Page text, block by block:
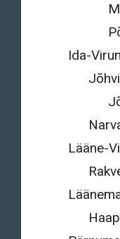
Ida-
Lääne-